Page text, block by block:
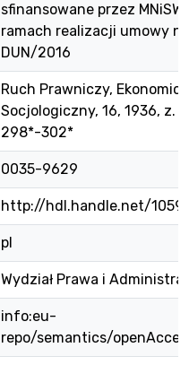
sfinansowane przez MNiSW
ramach realizacji umowy
DUN/2016
Ruch Prawniczy,
Socjologiczny, 16, 1936, z.
298*-302*
0035-9629
http://hdl.handle.net/
pl
Wydział Prawa i
info:eu-
repo/semantics/